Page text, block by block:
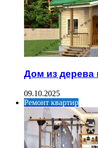
Дом из дерева
09.10.2025
Ремонт квартир